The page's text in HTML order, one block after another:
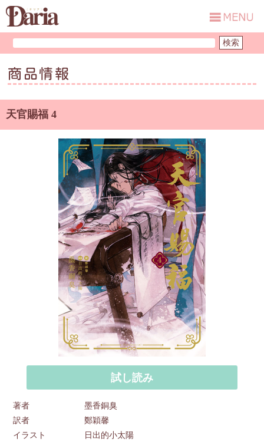
商品情報
天官賜福 4
試し読み
著者
墨香銅臭
訳者
鄭穎馨
イラスト
日出的小太陽